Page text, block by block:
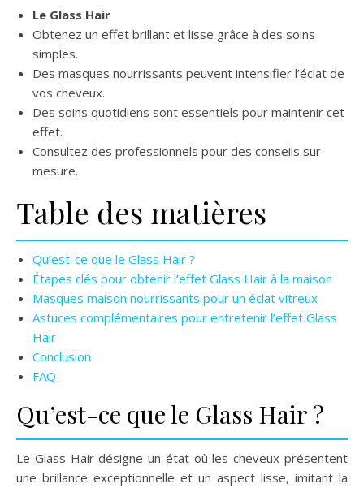
Le Glass Hair
Obtenez un effet brillant et lisse grâce à des soins
simples.
Des masques nourrissants peuvent intensifier l’éclat de
vos cheveux.
Des soins quotidiens sont essentiels pour maintenir cet
effet.
Consultez des professionnels pour des conseils sur
mesure.
Table des matières
Qu’est-ce que le Glass Hair ?
Étapes clés pour obtenir l’effet Glass Hair à la maison
Masques maison nourrissants pour un éclat vitreux
Astuces complémentaires pour entretenir l’effet Glass
Hair
Conclusion
FAQ
Qu’est-ce que le Glass Hair ?
Le Glass Hair désigne un état où les cheveux présentent
une brillance exceptionnelle et un aspect lisse, imitant la